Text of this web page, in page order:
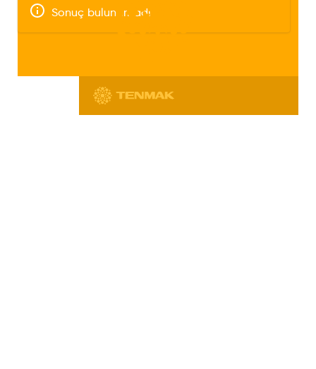
Sonuç bulunamadı